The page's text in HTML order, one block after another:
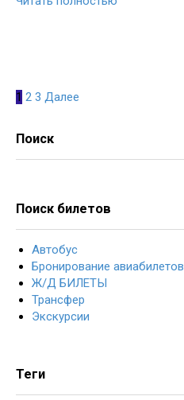
Навигация
1 2 3 Далее
Поиск
Поиск билетов
Автобус
Бронирование авиабилетов
Ж/Д БИЛЕТЫ
Трансфер
Экскурсии
Теги